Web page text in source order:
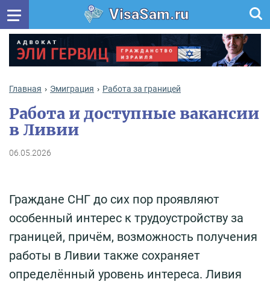
VisaSam.ru
Главная Эмиграция Работа за границей
Работа и доступные вакансии
в Ливии
06.05.2026
Граждане СНГ до сих пор проявляют
особенный интерес к трудоустройству за
границей, причём, возможность получения
работы в Ливии также сохраняет
определённый уровень интереса. Ливия